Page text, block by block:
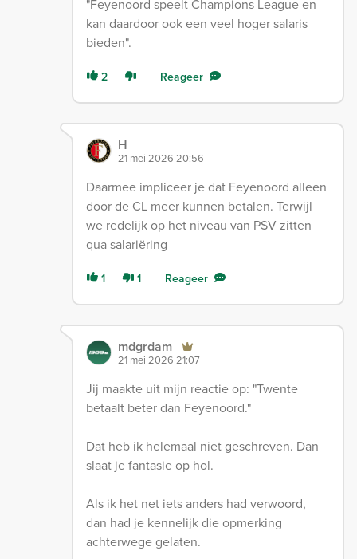
"Feyenoord speelt Champions League en
kan daardoor ook een veel hoger salaris
bieden".
2 Reageer
H
21 mei 2026 20:56
Daarmee impliceer je dat Feyenoord alleen
door de CL meer kunnen betalen. Terwijl
we redelijk op het niveau van PSV zitten
qua salariëring
1 1 Reageer
mdgrdam
21 mei 2026 21:07
Jij maakte uit mijn reactie op: "Twente
betaalt beter dan Feyenoord."
Dat heb ik helemaal niet geschreven. Dan
slaat je fantasie op hol.
Als ik het net iets anders had verwoord,
dan had je kennelijk die opmerking
achterwege gelaten.